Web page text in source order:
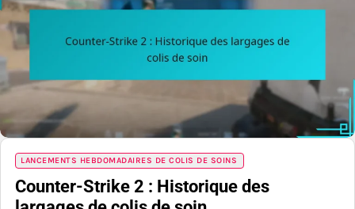
LANCEMENTS HEBDOMADAIRES DE COLIS DE SOINS
Counter-Strike 2 : Historique des